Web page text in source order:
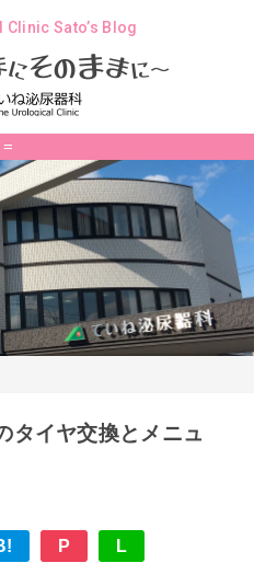
Sato’s Blog
にそのままに～
=
タイヤ交換とメニュ
P L